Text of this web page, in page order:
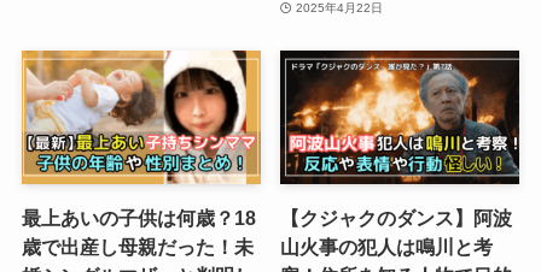
2025年4月22日
最上あいの子供は何歳？18
歳で出産し母親だった！未
【クジャクのダンス】阿波
山火事の犯人は鳴川と考